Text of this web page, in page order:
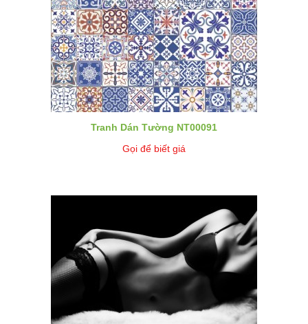
Tranh Dán Tường NT00091
Gọi để biết giá